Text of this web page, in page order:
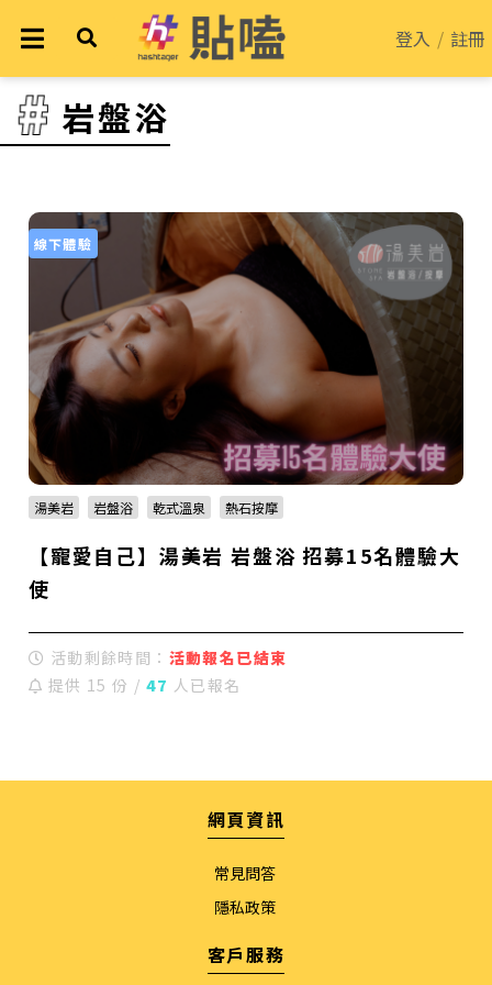
登入 / 註冊
岩盤浴
線下體驗
湯美岩 岩盤浴 乾式溫泉 熱石按摩
【寵愛自己】湯美岩 岩盤浴 招募15名體驗大
使
活動剩餘時間： 活動報名已結束
提供 15 份 / 47 人已報名
網頁資訊
常見問答
隱私政策
客戶服務